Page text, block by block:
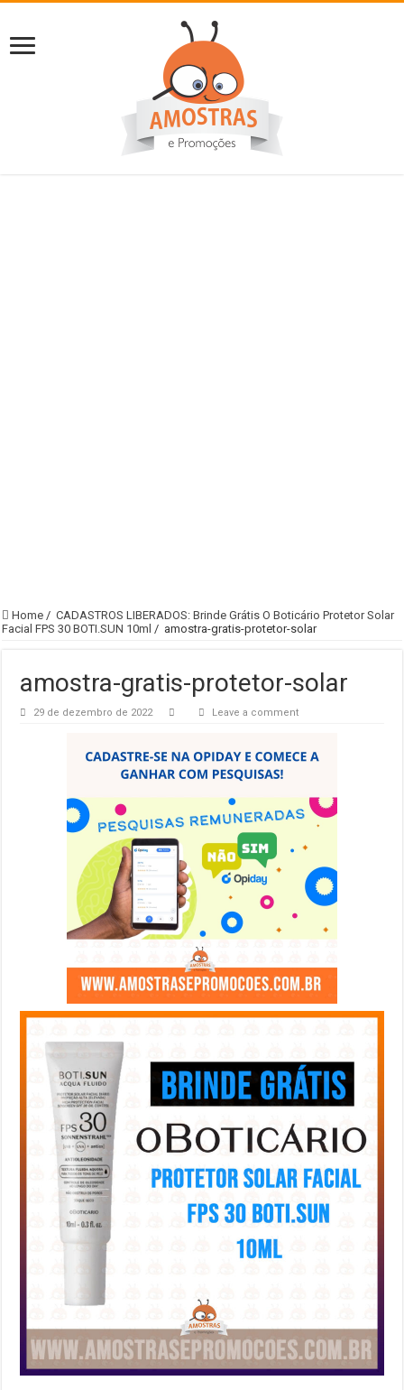
Home / CADASTROS LIBERADOS: Brinde Grátis O Boticário Protetor Solar
Facial FPS 30 BOTI.SUN 10ml / amostra-gratis-protetor-solar
amostra-gratis-protetor-solar
29 de dezembro de 2022 Leave a comment